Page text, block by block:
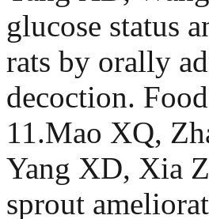
glucose status
rats by orally
decoction.
11.Mao XQ,
Yang XD, Xia
sprout